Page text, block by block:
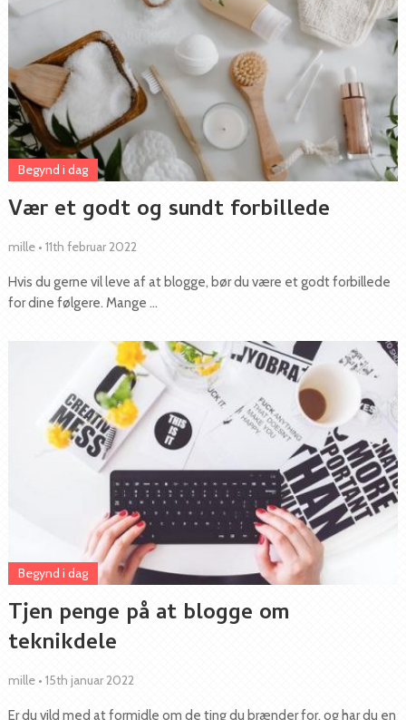
Vær et godt og sundt forbillede
Begynd i dag
mille • 11th februar 2022
Hvis du gerne vil leve af at blogge, bør du være et godt forbillede
for dine følgere. Mange …
Tjen penge på at blogge om
teknikdele
Begynd i dag
mille • 15th januar 2022
Er du vild med at formidle om de ting du brænder for, og har du en